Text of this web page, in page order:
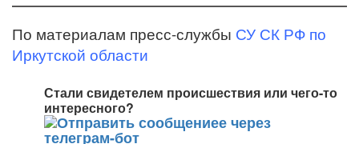
По материалам пресс-службы СУ СК РФ по
Иркутской области
Стали свидетелем происшествия или чего-то
интересного?